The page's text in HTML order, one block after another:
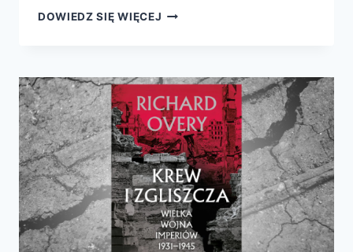
DOWIEDZ SIĘ WIĘCEJ KREW
WOJNA
IMPERIÓW
1931-
1945,
TOM.
2.